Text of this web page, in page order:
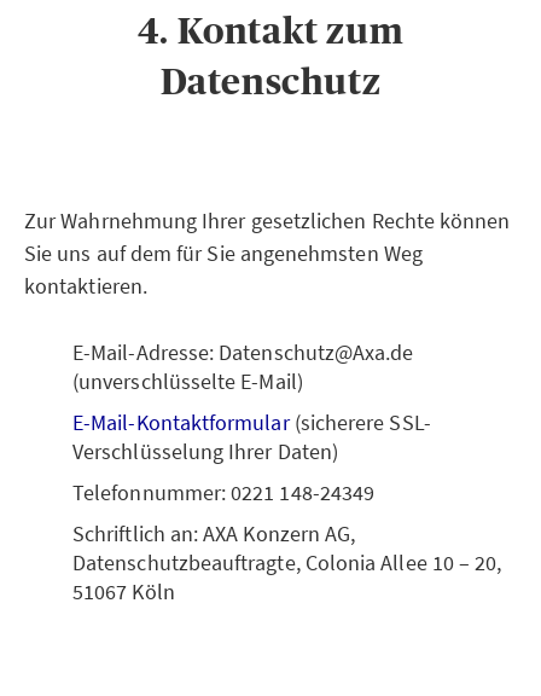
4. Kontakt zum
Datenschutz
Zur Wahrnehmung Ihrer gesetzlichen Rechte können
Sie uns auf dem für Sie angenehmsten Weg
kontaktieren.
E-Mail-Adresse: Datenschutz@Axa.de
(unverschlüsselte E-Mail)
E-Mail-Kontaktformular(sicherere SSL-
Verschlüsselung Ihrer Daten)
Telefonnummer: 0221 148-24349
Schriftlich an: AXA Konzern AG,
Datenschutzbeauftragte, Colonia Allee 10 – 20,
51067 Köln